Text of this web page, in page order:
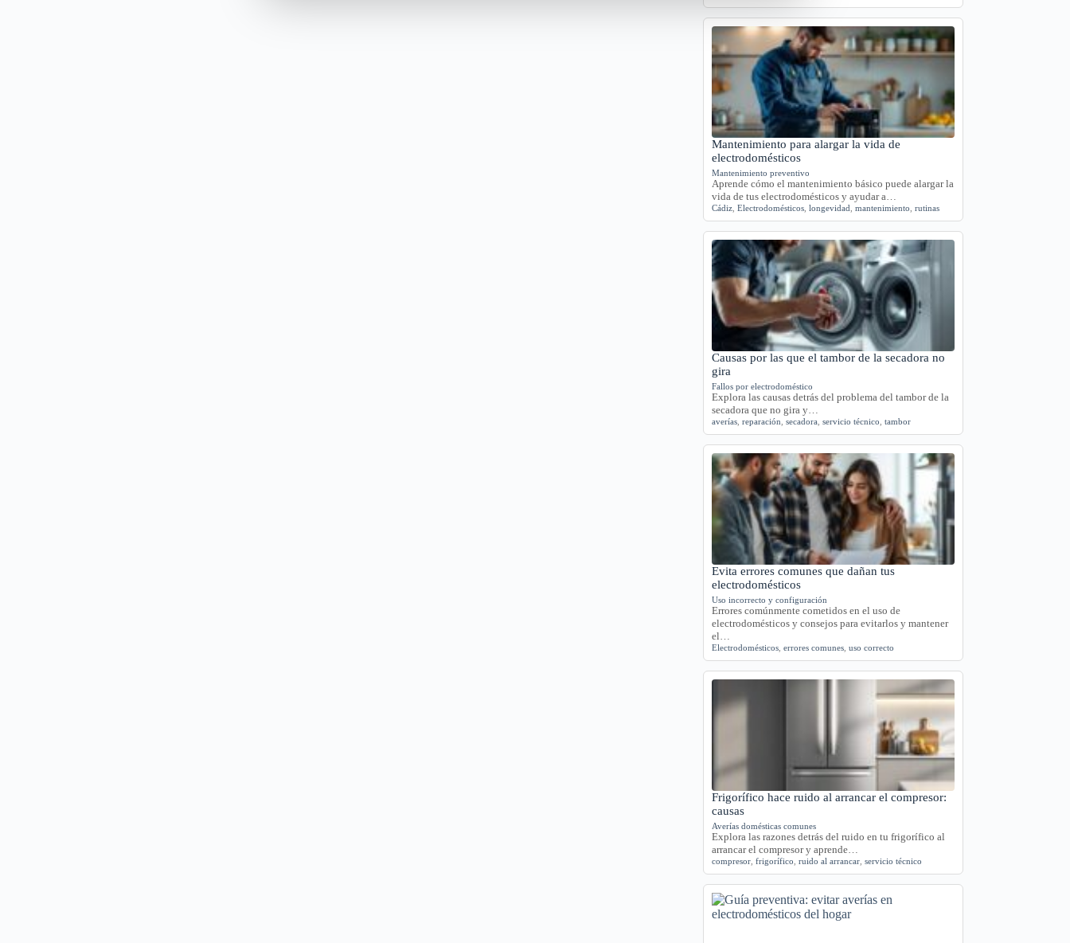
Mantenimiento para alargar la vida de
electrodomésticos
Mantenimiento preventivo
Aprende cómo el mantenimiento básico puede alargar la
vida de tus electrodomésticos y ayudar a…
Cádiz ,Electrodomésticos ,longevidad ,mantenimiento ,rutinas
Causas por las que el tambor de la secadora no
gira
Fallos por electrodoméstico
Explora las causas detrás del problema del tambor de la
secadora que no gira y…
averías ,reparación ,secadora ,servicio técnico ,tambor
Evita errores comunes que dañan tus
electrodomésticos
Uso incorrecto y configuración
Errores comúnmente cometidos en el uso de
electrodomésticos y consejos para evitarlos y mantener
el…
Electrodomésticos ,errores comunes ,uso correcto
Frigorífico hace ruido al arrancar el compresor:
causas
Averías domésticas comunes
Explora las razones detrás del ruido en tu frigorífico al
arrancar el compresor y aprende…
compresor ,frigorífico ,ruido al arrancar ,servicio técnico